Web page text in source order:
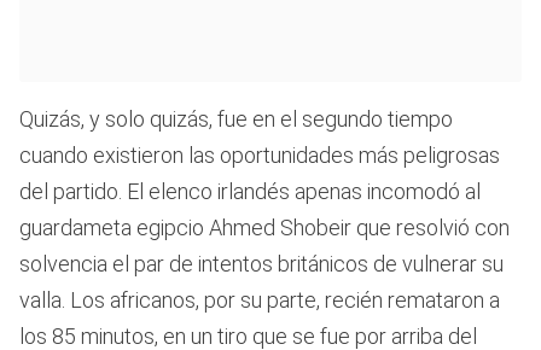
Quizás, y solo quizás, fue en el segundo tiempo
cuando existieron las oportunidades más peligrosas
del partido. El elenco irlandés apenas incomodó al
guardameta egipcio Ahmed Shobeir que resolvió con
solvencia el par de intentos británicos de vulnerar su
valla. Los africanos, por su parte, recién remataron a
los 85 minutos, en un tiro que se fue por arriba del